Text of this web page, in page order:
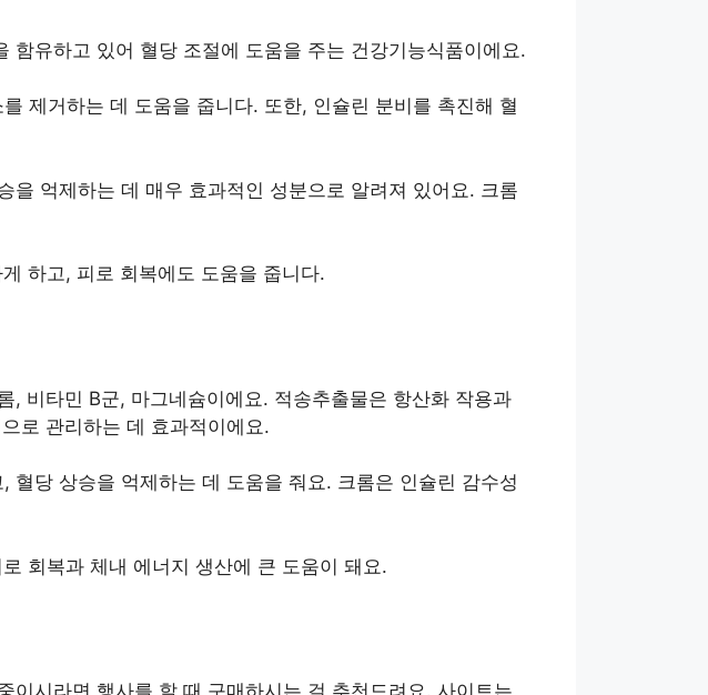
유하고 있어 혈당 조절에 도움을 주는 건강기능식품이에요.
제거하는 데 도움을 줍니다. 또한, 인슐린 분비를 촉진해 혈
억제하는 데 매우 효과적인 성분으로 알려져 있어요. 크롬
하고, 피로 회복에도 도움을 줍니다.
비타민 B군, 마그네슘이에요. 적송추출물은 항산화 작용과
로 관리하는 데 효과적이에요.
당 상승을 억제하는 데 도움을 줘요. 크롬은 인슐린 감수성
회복과 체내 에너지 생산에 큰 도움이 돼요.